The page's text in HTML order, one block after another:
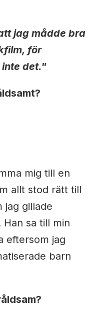
jag mådde bra
för
det."
mig till en
allt stod rätt till
jag gillade
sa till min
eftersom jag
barn